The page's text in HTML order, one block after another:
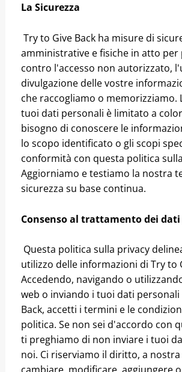
La Sicurezza
Try to Give Back ha misure di
amministrative e fisiche in atto per
contro l'accesso non autorizzato,
divulgazione delle vostre
che raccogliamo o memorizziamo.
tuoi dati personali è limitato a
bisogno di conoscere le
lo scopo identificato o gli scopi
conformità con questa politica
Aggiorniamo e testiamo la nostra
sicurezza su base continua.
Consenso al trattamento dei
Questa politica sulla privacy
utilizzo delle informazioni di Try to
Accedendo, navigando o
web o inviando i tuoi dati personali
Back, accetti i termini e le
politica. Se non sei d'accordo con
ti preghiamo di non inviare i tuoi
noi. Ci riserviamo il diritto, a